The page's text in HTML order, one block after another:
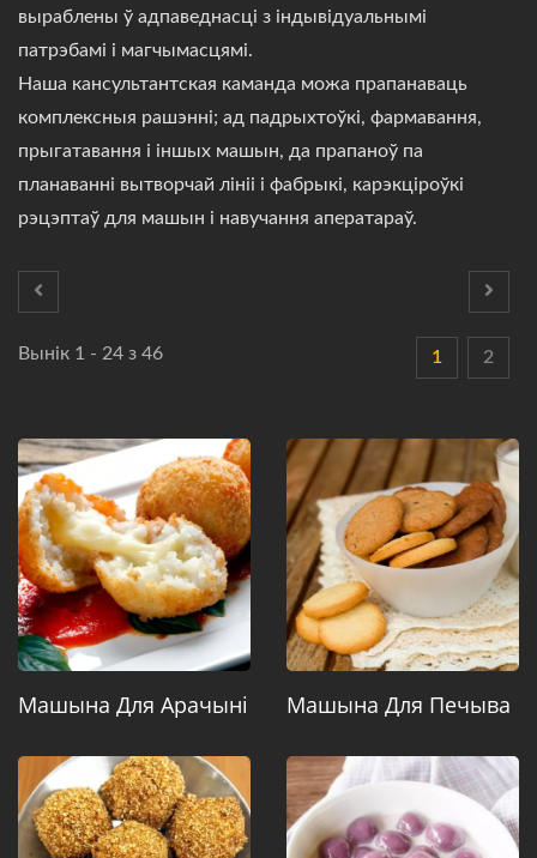
выраблены ў адпаведнасці з індывідуальнымі
патрэбамі і магчымасцямі.
Наша кансультантская каманда можа прапанаваць
комплексныя рашэнні; ад падрыхтоўкі, фармавання,
прыгатавання і іншых машын, да прапаноў па
планаванні вытворчай лініі і фабрыкі, карэкціроўкі
рэцэптаў для машын і навучання аператараў.
Вынік 1 - 24 з 46 1 2
Машына Для Арачыні Машына Для Печыва